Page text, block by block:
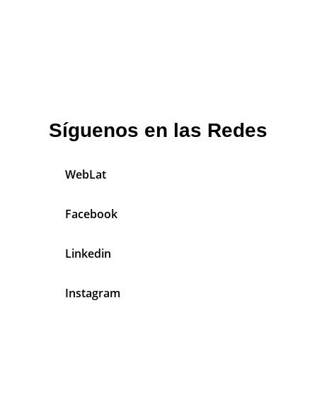
Síguenos en las Redes
WebLat
Facebook
Linkedin
Instagram